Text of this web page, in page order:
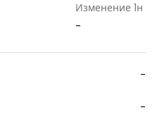
Изменение 1н
-
-
-